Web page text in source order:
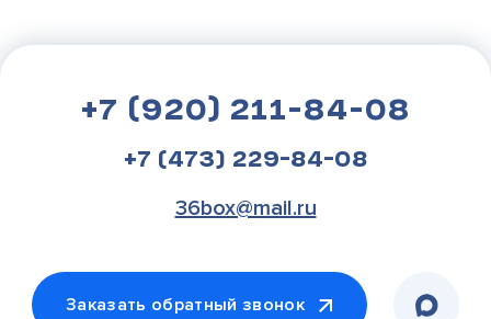
+7 (920) 211-84-08
+7 (473) 229-84-08
36box@mail.ru
Заказать обратный звонок